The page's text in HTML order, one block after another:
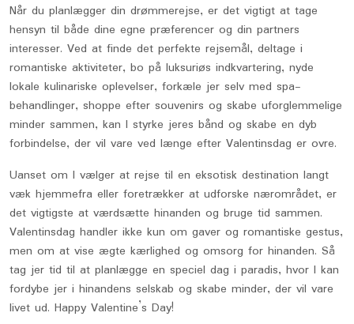
Når du planlægger din drømmerejse, er det vigtigt at tage
hensyn til både dine egne præferencer og din partners
interesser. Ved at finde det perfekte rejsemål, deltage i
romantiske aktiviteter, bo på luksuriøs indkvartering, nyde
lokale kulinariske oplevelser, forkæle jer selv med spa-
behandlinger, shoppe efter souvenirs og skabe uforglemmelige
minder sammen, kan I styrke jeres bånd og skabe en dyb
forbindelse, der vil vare ved længe efter Valentinsdag er ovre.
Uanset om I vælger at rejse til en eksotisk destination langt
væk hjemmefra eller foretrækker at udforske nærområdet, er
det vigtigste at værdsætte hinanden og bruge tid sammen.
Valentinsdag handler ikke kun om gaver og romantiske gestus,
men om at vise ægte kærlighed og omsorg for hinanden. Så
tag jer tid til at planlægge en speciel dag i paradis, hvor I kan
fordybe jer i hinandens selskab og skabe minder, der vil vare
livet ud. Happy Valentine’s Day!